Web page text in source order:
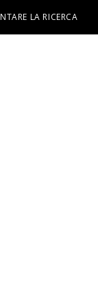
LA RICERCA